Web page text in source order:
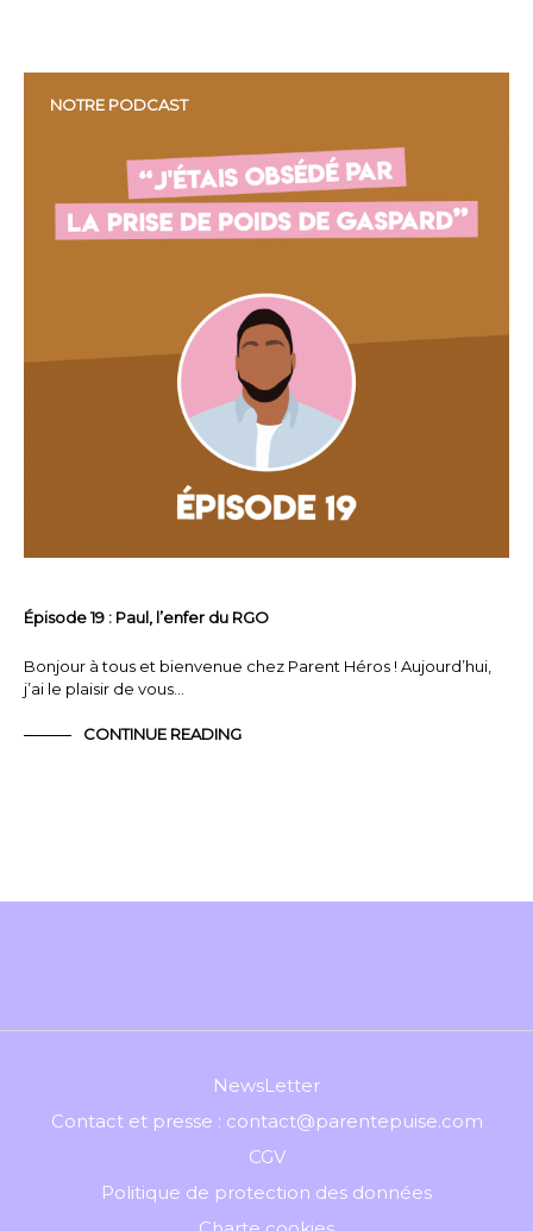
NOTRE PODCAST
Épisode 19 : Paul, l’enfer du RGO
Bonjour à tous et bienvenue chez Parent Héros ! Aujourd’hui,
j’ai le plaisir de vous…
CONTINUE READING
NewsLetter
Contact et presse : contact@parentepuise.com
CGV
Politique de protection des données